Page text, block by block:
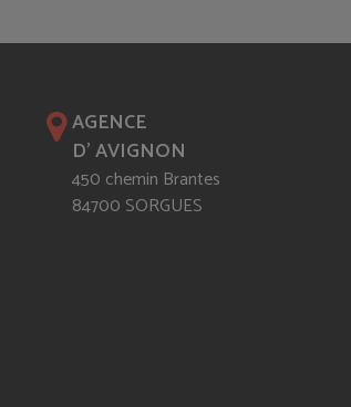
AGENCE
D' AVIGNON
450 chemin Brantes
84700 SORGUES